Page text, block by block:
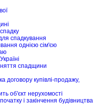
спадкування
однією сім'єю
спадщини
договору купівлі-продажу,
об'єкт нерухомості
і закінчення будівництва